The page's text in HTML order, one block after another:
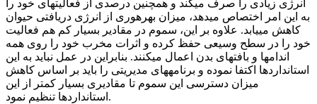
انرژی زیادی را صرف می­کند و هم­چنین درصدی از فعالیت­های خود را
به این امر اختصاص می­دهد، میزان بهره­وری از انرژی دریافتی حیوان
کاهش می­یابد. علاوه بر این، سموم در مقادیر بسیار کم هم فعالیت
خود را در سطح وسیعی حفظ کرده و اثرات مخرب خود را روی همه
اندام­ها و بافت­های بدن اعمال می­کنند. بنابراین در عمل نباید به این
استانداردها اکتفا نموده و برنامه­های مدیریتی را باید بر اساس کاهش
میزان دسترسی این سموم تا مقادیری بسیار کمتر از این
استانداردها تنظیم نمود.